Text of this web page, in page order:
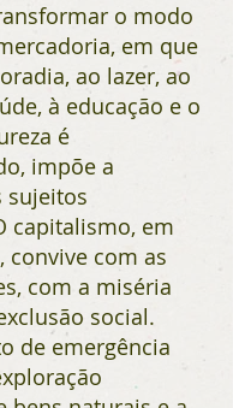
o modo
em que
ao lazer, ao
à educação e o
é
impõe a
sujeitos
capitalismo, em
convive com as
com a miséria
social.
de emergência